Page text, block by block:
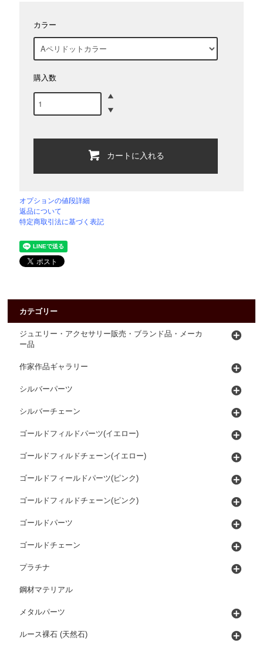
カラー
購入数
カートに入れる
オプションの値段詳細
返品について
特定商取引法に基づく表記
カテゴリー
ジュエリー・アクセサリー販売・ブランド品・メーカ
ー品
作家作品ギャラリー
シルバーパーツ
シルバーチェーン
ゴールドフィルドパーツ(イエロー)
ゴールドフィルドチェーン(イエロー)
ゴールドフィールドパーツ(ピンク)
ゴールドフィルドチェーン(ピンク)
ゴールドパーツ
ゴールドチェーン
プラチナ
鋼材マテリアル
メタルパーツ
ルース裸石 (天然石)